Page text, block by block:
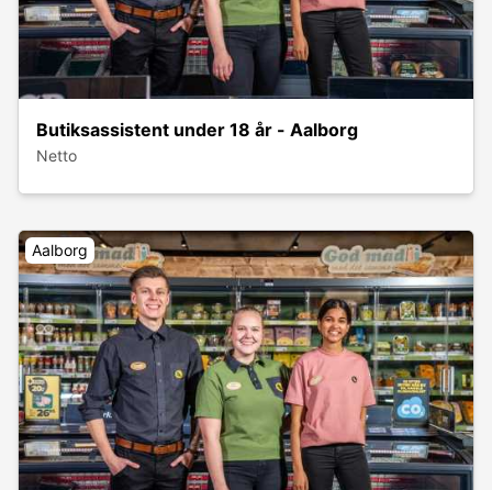
Butiksassistent under 18 år - Aalborg
Netto
Aalborg